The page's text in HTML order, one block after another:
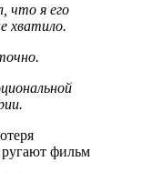
что я его
хватило.